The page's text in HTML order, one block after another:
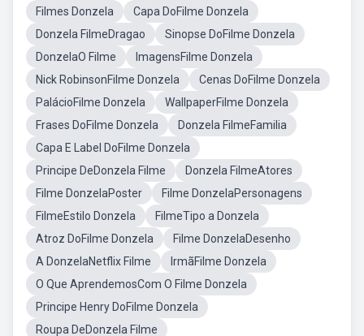
Filmes Donzela
Capa DoFilme Donzela
Donzela FilmeDragao
Sinopse DoFilme Donzela
DonzelaO Filme
ImagensFilme Donzela
Nick RobinsonFilme Donzela
Cenas DoFilme Donzela
PalácioFilme Donzela
WallpaperFilme Donzela
Frases DoFilme Donzela
Donzela FilmeFamilia
Capa E Label DoFilme Donzela
Principe DeDonzela Filme
Donzela FilmeAtores
Filme DonzelaPoster
Filme DonzelaPersonagens
FilmeEstilo Donzela
FilmeTipo a Donzela
Atroz DoFilme Donzela
Filme DonzelaDesenho
A DonzelaNetflix Filme
IrmãFilme Donzela
O Que AprendemosCom O Filme Donzela
Principe Henry DoFilme Donzela
Roupa DeDonzela Filme